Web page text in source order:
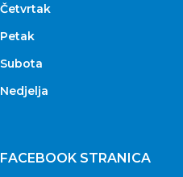
Četvrtak
Petak
Subota
Nedjelja
FACEBOOK STRANICA